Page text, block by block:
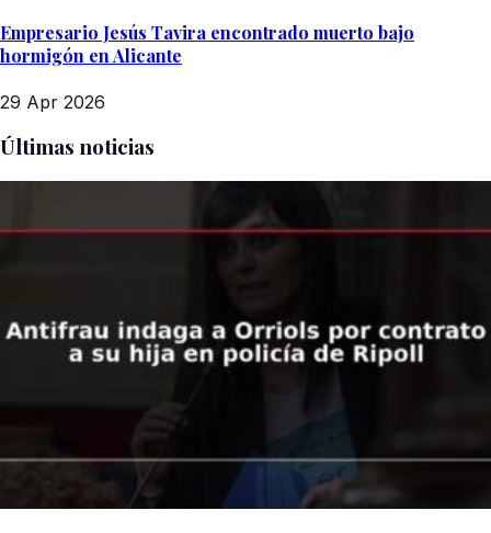
Empresario Jesús Tavira encontrado muerto bajo
hormigón en Alicante
29 Apr 2026
Últimas noticias